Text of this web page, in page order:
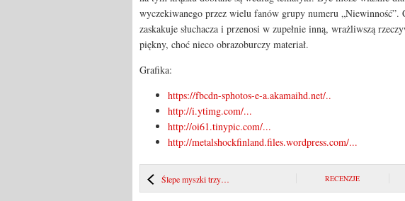
wyczekiwanego przez wielu fanów grupy numeru „Niewinność”.
zaskakuje słuchacza i przenosi w zupełnie inną, wrażliwszą
piękny, choć nieco obrazoburczy materiał.
Grafika:
https://fbcdn-sphotos-e-a.akamaihd.net/..
http://i.ytimg.com/...
http://oi61.tinypic.com/...
http://metalshockfinland.files.wordpress.com/...
Ślepe myszki trzy… RECENZJE